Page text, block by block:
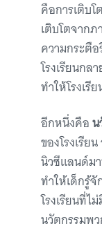
คือการเติบ
เติบโตจาก
ความกระตื
โรงเรียนก
ทำให้โรงเรี
อีกหนึ่งคือ
ของโรงเรีย
นิวซีแลนด์ม
ทำให้เด็กรู้จั
โรงเรียนที่ไ
นวัตกรรมพ